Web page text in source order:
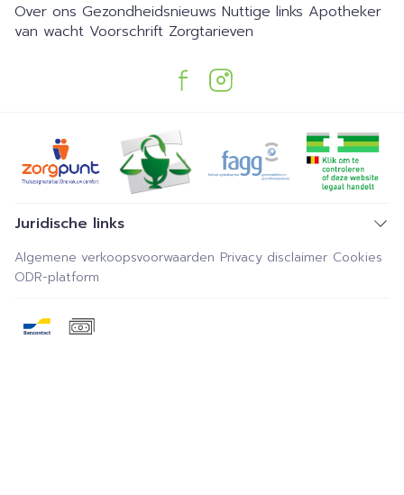
Over ons Gezondheidsnieuws Nuttige links Apotheker
van wacht Voorschrift Zorgtarieven
Juridische links
Algemene verkoopsvoorwaarden Privacy disclaimer Cookies
ODR-platform